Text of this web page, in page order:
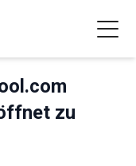
zu